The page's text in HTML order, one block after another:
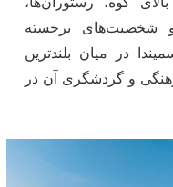
و شخصیت‌های برجسته
در میان بلندترین
و گردشگری آن در